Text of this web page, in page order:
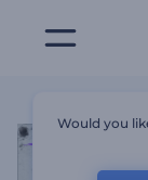
Would you